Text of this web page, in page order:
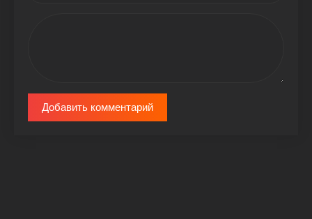
Добавить комментарий